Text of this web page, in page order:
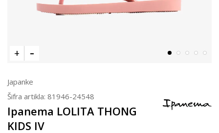
Japanke
Šifra artikla: 81946-24548
Ipanema LOLITA THONG
KIDS IV